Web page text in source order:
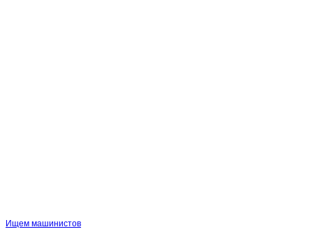
Ищем машинистов